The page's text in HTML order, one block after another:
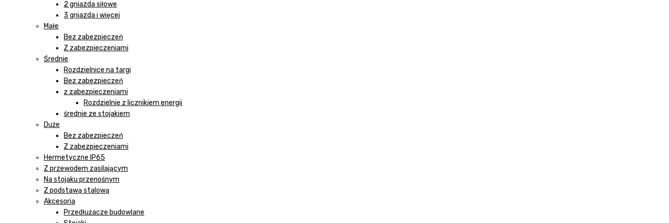
2 gniazda siłowe
3 gniazda i więcej
Małe
Bez zabezpieczeń
Z zabezpieczeniami
Średnie
Rozdzielnice na targi
Bez zabezpieczeń
z zabezpieczeniami
Rozdzielnie z licznikiem energii
średnie ze stojakiem
Duże
Bez zabezpieczeń
Z zabezpieczeniami
Hermetyczne IP65
Z przewodem zasilającym
Na stojaku przenośnym
Z podstawą stalową
Akcesoria
Przedłużacze budowlane